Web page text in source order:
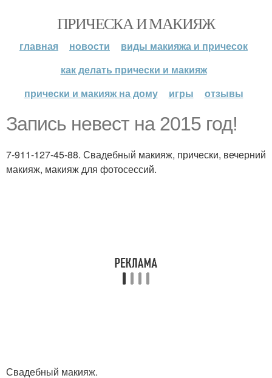
ПРИЧЕСКА И МАКИЯЖ
главная новости
виды макияжа и причесок
как делать прически и макияж
прически и макияж на дому
игры отзывы
Запись невест на 2015 год!
7-911-127-45-88. Свадебный макияж, прически, вечерний
макияж, макияж для фотосессий.
Свадебный макияж.